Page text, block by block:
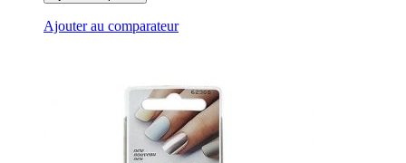
Ajouter au comparateur